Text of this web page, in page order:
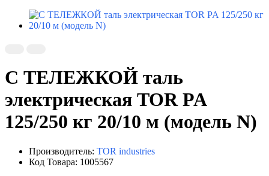
С ТЕЛЕЖКОЙ таль
электрическая TOR PA
125/250 кг 20/10 м (модель N)
Производитель: TOR industries
Код Товара: 1005567